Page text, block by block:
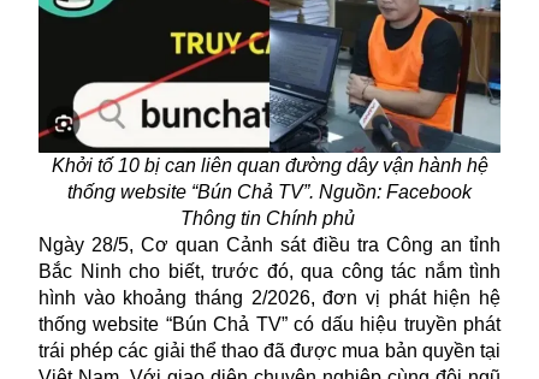
Khởi tố 10 bị can liên quan đường dây vận hành hệ
thống website “Bún Chả TV”. Nguồn: Facebook
Thông tin Chính phủ
Ngày 28/5, Cơ quan Cảnh sát điều tra Công an tỉnh
Bắc Ninh cho biết, trước đó, qua công tác nắm tình
hình vào khoảng tháng 2/2026, đơn vị phát hiện hệ
thống website “Bún Chả TV” có dấu hiệu truyền phát
trái phép các giải thể thao đã được mua bản quyền tại